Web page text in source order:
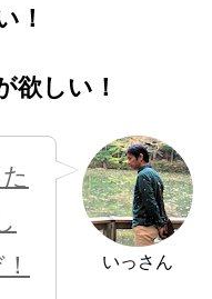
！
欲しい！
いっさん